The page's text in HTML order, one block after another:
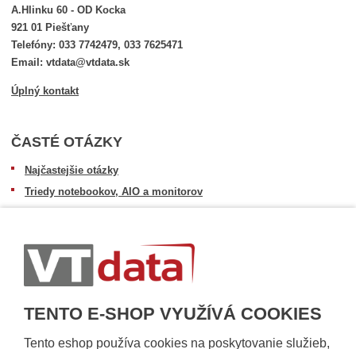
TENTO E-SHOP VYUŽÍVÁ COOKIES
Tento eshop používa cookies na poskytovanie služieb,
A.Hlinku 60 - OD Kocka
921 01 Piešťany
Telefóny: 033 7742479, 033 7625471
Email: vtdata@vtdata.sk
Úplný kontakt
ČASTÉ OTÁZKY
Najčastejšie otázky
Triedy notebookov, AIO a monitorov
Dopravné podmienky
Sledovanie zásielok